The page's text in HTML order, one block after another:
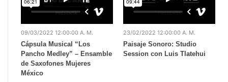
09/03/2022 12:00:00 A. M.
Cápsula Musical “Los
Pancho Medley” – Ensamble
de Saxofones Mujeres
México
23/02/2022 12:00:00 A. M.
Paisaje Sonoro: Studio
Session con Luis Tlatehui